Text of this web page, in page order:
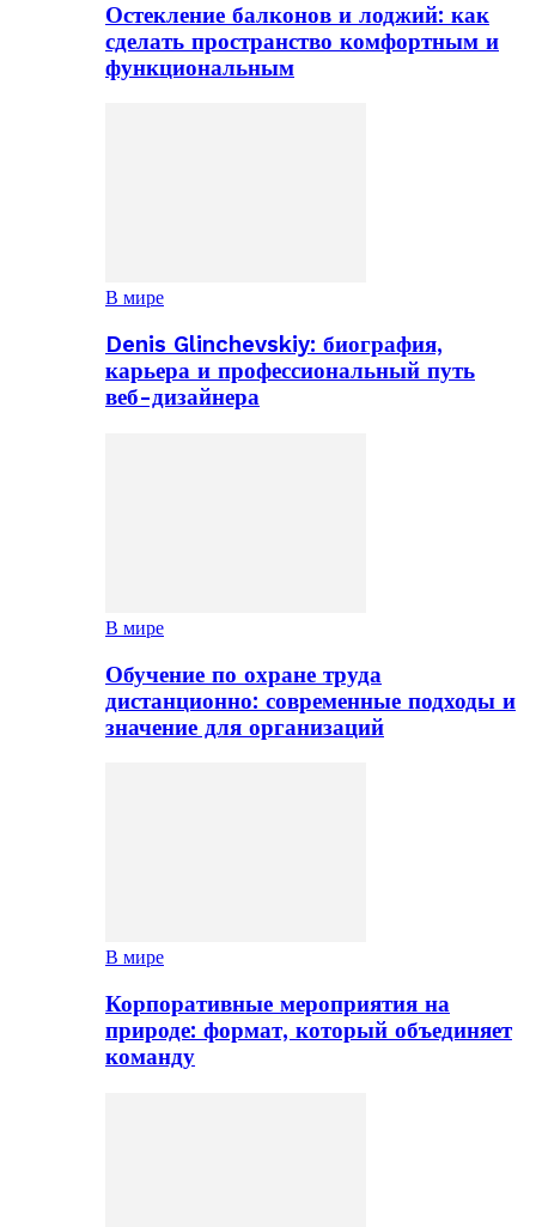
Остекление балконов и лоджий: как
сделать пространство комфортным и
функциональным
В мире
Denis Glinchevskiy: биография,
карьера и профессиональный путь
веб-дизайнера
В мире
Обучение по охране труда
дистанционно: современные подходы и
значение для организаций
В мире
Корпоративные мероприятия на
природе: формат, который объединяет
команду